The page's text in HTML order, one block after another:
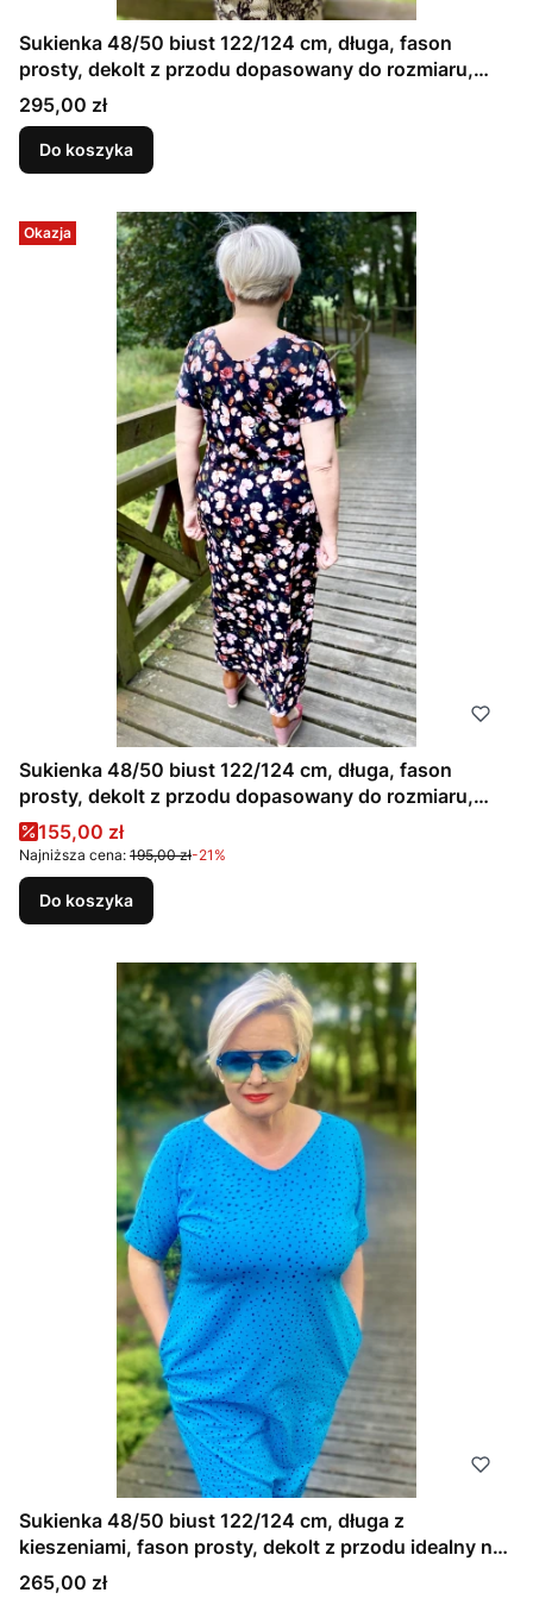
Sukienka 48/50 biust 122/124 cm, długa, fason
prosty, dekolt z przodu dopasowany do rozmiaru,
CZARNA KORONKA NA KREMOWEJ SATYNIE
Cena
295,00 zł
Do koszyka
Okazja
Sukienka 48/50 biust 122/124 cm, długa, fason
prosty, dekolt z przodu dopasowany do rozmiaru,
DROBNA DZIKA RÓŻA
Cena promocyjna
155,00 zł
Najniższa cena: 195,00 zł-21%
Do koszyka
Sukienka 48/50 biust 122/124 cm, długa z
kieszeniami, fason prosty, dekolt z przodu idealny na
większy biust, NIEBIESKO-TURKUSOWA W CZARNE
Cena
265,00 zł